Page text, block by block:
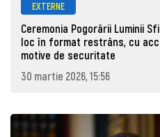
EXTERNE
Ceremonia Pogorârii Luminii
loc în format restrâns, cu
motive de securitate
30 martie 2026, 15:56